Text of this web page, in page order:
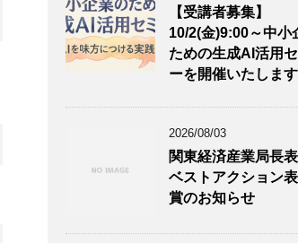
【受講者募集】
10/2(金)9:00～中小
ための生成AI活用
ーを開催いたします
2026/08/03
関東経済産業局長表
ベストアクション
賞のお知らせ